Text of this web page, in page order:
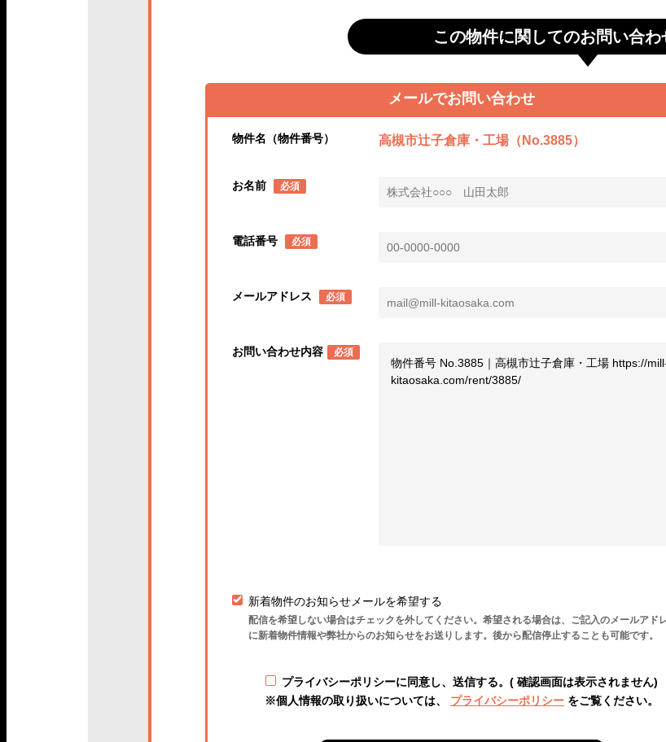
この物件に関してのお問い合わ
メールでお問い合わせ
物件名（物件番号） 高槻市辻子倉庫・工場（No.3885）
お名前 必須
電話番号 必須
メールアドレス 必須
お問い合わせ内容 必須
新着物件のお知らせメールを希望する
配信を希望しない場合はチェックを外してください。希望される場合は、ご記入のメールアド
に新着物件情報や弊社からのお知らせをお送りします。後から配信停止することも可能です。
プライバシーポリシーに同意し、送信する。( 確認画面は表示されません)
※個人情報の取り扱いについては、
プライバシーポリシー をご覧ください。